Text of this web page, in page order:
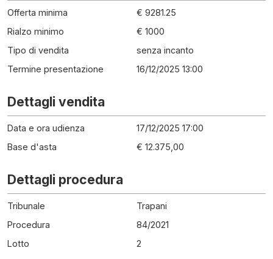
Offerta minima
€ 9281.25
Rialzo minimo
€ 1000
Tipo di vendita
senza incanto
Termine presentazione
16/12/2025 13:00
Dettagli vendita
Data e ora udienza
17/12/2025 17:00
Base d'asta
€ 12.375,00
Dettagli procedura
Tribunale
Trapani
Procedura
84/2021
Lotto
2